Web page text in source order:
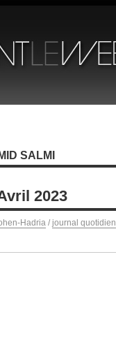
SALMI
2023
Hadria / journal quotidien